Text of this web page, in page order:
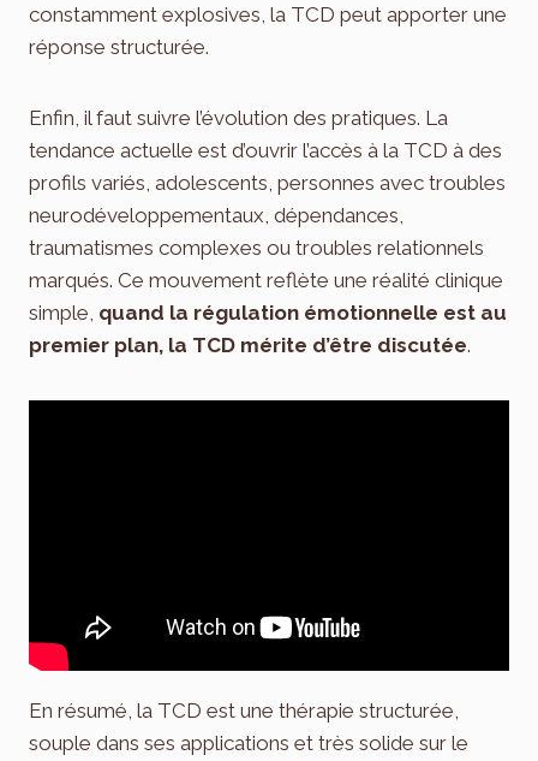
constamment explosives, la TCD peut apporter une
réponse structurée.
Enfin, il faut suivre l’évolution des pratiques. La
tendance actuelle est d’ouvrir l’accès à la TCD à des
profils variés, adolescents, personnes avec troubles
neurodéveloppementaux, dépendances,
traumatismes complexes ou troubles relationnels
marqués. Ce mouvement reflète une réalité clinique
simple, quand la régulation émotionnelle est au
premier plan, la TCD mérite d’être discutée.
En résumé, la TCD est une thérapie structurée,
souple dans ses applications et très solide sur le